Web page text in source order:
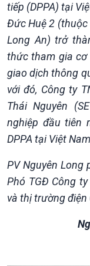
Giới thiệu
tiếp (DPPA) tại
Đức Huệ 2 (thuộc
Long An) trở
thức tham gia cơ
giao dịch thông
với đó, Công ty
Thái Nguyên
nghiệp đầu tiên
DPPA tại Việt
PV Nguyên Long
Phó TGĐ Công
và thị trường điện